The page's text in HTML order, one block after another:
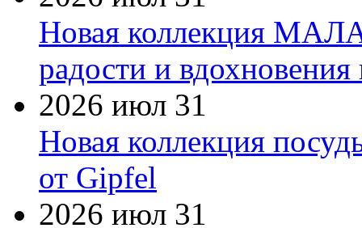
Новая коллекция
радости и
2026 июл 31
Новая коллекция
от Gipfel
2026 июл 31